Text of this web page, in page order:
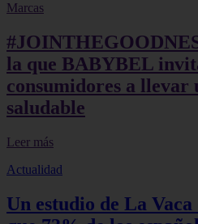
Marcas
la que BABYBEL
consumidores a llevar
saludable
Leer más
Actualidad
Un estudio de La